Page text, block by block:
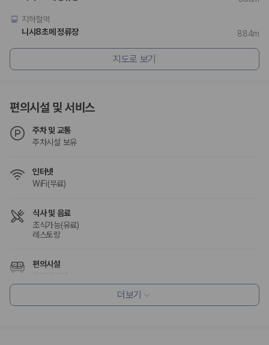
지하철역
니시8초메 정류장
884m
지도로 보기
편의시설 및 서비스
주차 및 교통
주차시설 보유
인터넷
WiFi(무료)
식사 및 음료
조식가능(유료)
레스토랑
편의시설
수화물 보관소
더보기